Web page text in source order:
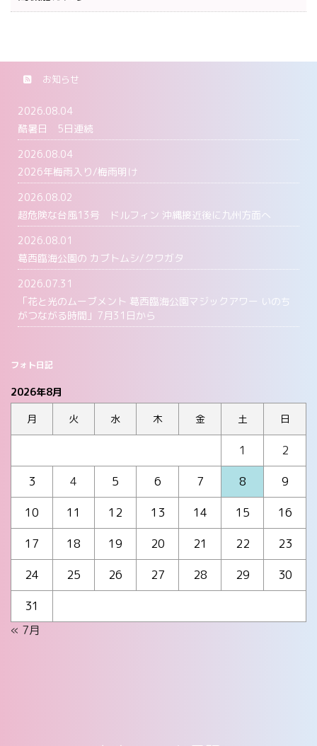
お知らせ
2026.08.04
酷暑日 5日連続
2026.08.04
2026年梅雨入り/梅雨明け
2026.08.02
超危険な台風13号 ドルフィン 沖縄接近後に九州方面へ
2026.08.01
葛西臨海公園の カブトムシ/クワガタ
2026.07.31
「花と光のムーブメント 葛西臨海公園マジックアワー いのち
がつながる時間」7月31日から
フォト日記
2026年8月
月
火 水 木 金 土 日
1
2
3
4 5 6 7 8
9
10
11 12 13 14 15
16
17
18 19 20 21 22
23
24
25 26 27 28 29
30
31
« 7月